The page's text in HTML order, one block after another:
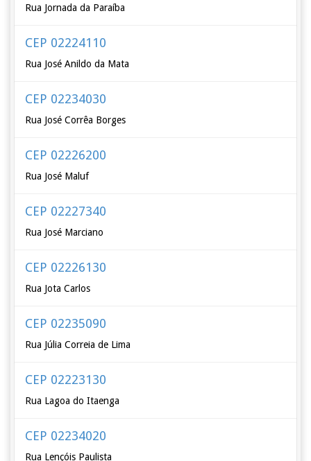
Rua Jornada da Paraíba
CEP 02224110
Rua José Anildo da Mata
CEP 02234030
Rua José Corrêa Borges
CEP 02226200
Rua José Maluf
CEP 02227340
Rua José Marciano
CEP 02226130
Rua Jota Carlos
CEP 02235090
Rua Júlia Correia de Lima
CEP 02223130
Rua Lagoa do Itaenga
CEP 02234020
Rua Lençóis Paulista